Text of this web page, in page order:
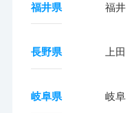
福井県 福井
長野県 上田
岐阜県 岐阜